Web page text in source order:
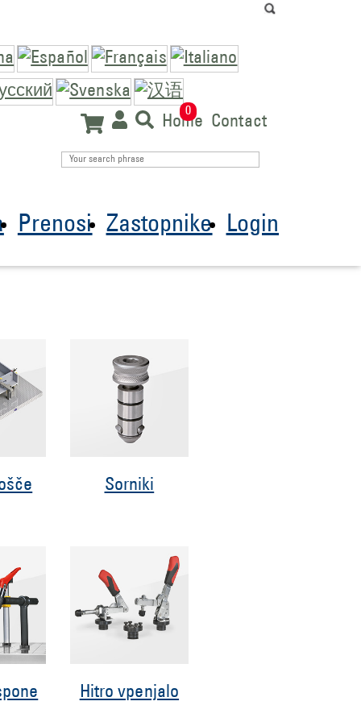
0
Home Contact
Prenosi Zastopnike Login
Sorniki
Hitro vpenjalo